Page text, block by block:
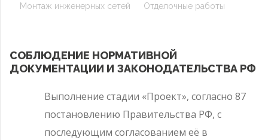
Монтаж инженерных сетей Отделочные работы
СОБЛЮДЕНИЕ НОРМАТИВНОЙ
ДОКУМЕНТАЦИИ И ЗАКОНОДАТЕЛЬСТВА РФ
Выполнение стадии «Проект», согласно 87
постановлению Правительства РФ, с
последующим согласованием её в